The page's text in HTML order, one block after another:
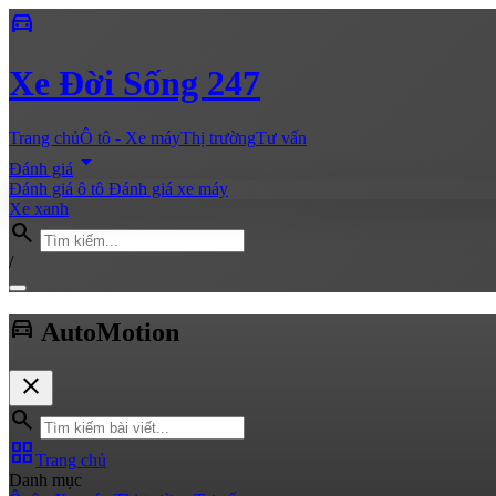
directions_car
Xe Đời Sống 247
Trang chủÔ tô - Xe máyThị trườngTư vấn
Đánh giá arrow_drop_down
Đánh giá ô tô Đánh giá xe máy
Xe xanh
search
/
directions_car AutoMotion
close
search
grid_viewTrang chủ
Danh mục